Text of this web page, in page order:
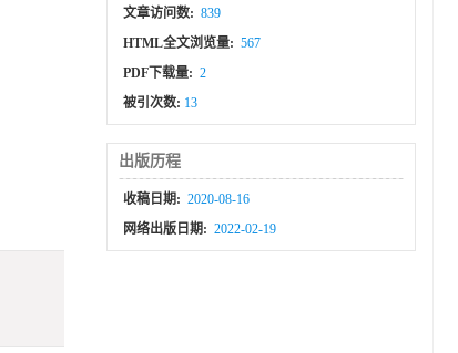
文章访问数: 839
HTML全文浏览量: 567
PDF下载量: 2
被引次数: 13
出版历程
收稿日期: 2020-08-16
网络出版日期: 2022-02-19